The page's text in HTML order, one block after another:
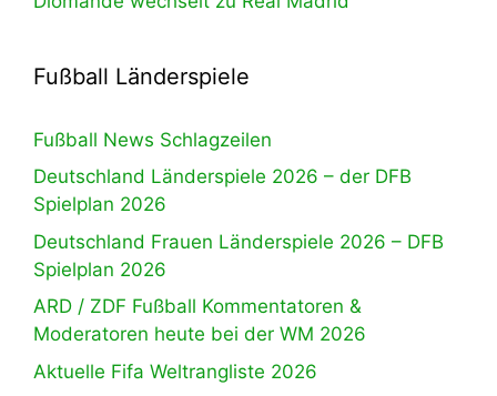
Fußball Länderspiele
Fußball News Schlagzeilen
Deutschland Länderspiele 2026 – der DFB
Spielplan 2026
Deutschland Frauen Länderspiele 2026 – DFB
Spielplan 2026
ARD / ZDF Fußball Kommentatoren &
Moderatoren heute bei der WM 2026
Aktuelle Fifa Weltrangliste 2026